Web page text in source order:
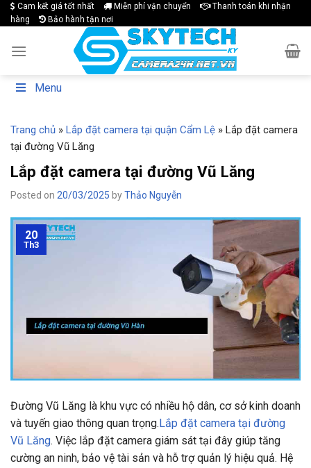
Skip
to
Cam kết giá tốt nhất Miễn phí vận chuyển
Thanh toán khi nhận
hàng
Bảo hành tận nơi
Menu
Trang chủ » Lắp đặt camera tại quận Cẩm Lệ » Lắp đặt camera
tại đường Vũ Lăng
Lắp đặt camera tại đường Vũ Lăng
Posted on 20/03/2025 byThảo Nguyễn
20
Th3
Đường Vũ Lăng là khu vực có nhiều hộ dân, cơ sở kinh doanh
và tuyến giao thông quan trọng. Lắp đặt camera tại đường
Vũ Lăng. Việc lắp đặt camera giám sát tại đây giúp tăng
cường an ninh, bảo vệ tài sản và hỗ trợ quản lý hiệu quả. Hệ